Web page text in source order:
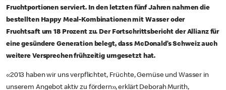
Fruchtportionen serviert. In den letzten fünf Jahren nahmen die
bestellten Happy Meal-Kombinationen mit Wasser oder
Fruchtsaft um 18 Prozent zu. Der Fortschrittsbericht der Allianz für
eine gesündere Generation belegt, dass McDonald’s Schweiz auch
weitere Versprechen frühzeitig umgesetzt hat.
«2013 haben wir uns verpflichtet, Früchte, Gemüse und Wasser in
unserem Angebot aktiv zu fördern», erklärt Deborah Murith,